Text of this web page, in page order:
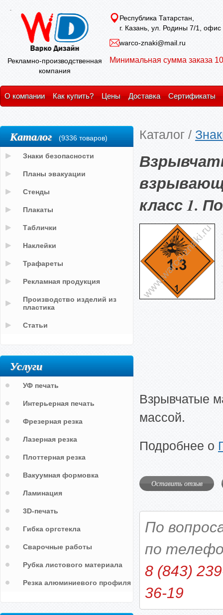
Рекламно-производственная
компания
Республика Татарстан,
г. Казань, ул. Родины 7/1, офис
warco-znaki@mail.ru
Минимальная сумма заказа
О компании Как купить? Цены Доставка Сертификаты
Каталог /
класс 1.
Взрывчатые
массой.
Подробнее о
Оставить отзыв
По
по
8 (843)
36-19
Каталог (9336 товаров)
Знаки безопасности
Планы эвакуации
Стенды
Плакаты
Таблички
Наклейки
Трафареты
Рекламная продукция
Производство изделий из
пластика
Статьи
Услуги
УФ печать
Интерьерная печать
Фрезерная резка
Лазерная резка
Плоттерная резка
Вакуумная формовка
Ламинация
3D-печать
Гибка оргстекла
Сварочные работы
Рубка листового материала
Резка алюминиевого профиля